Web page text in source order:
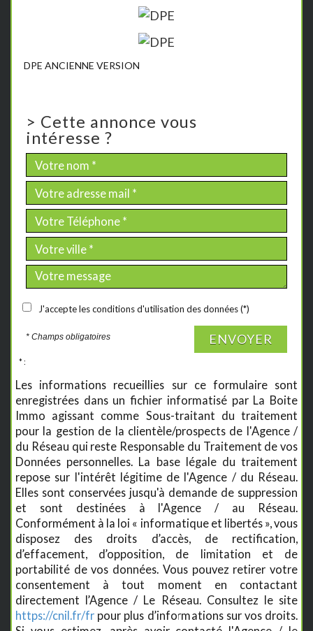
DPE ANCIENNE VERSION
> Cette annonce vous
intéresse ?
J'accepte les conditions d'utilisation des données (*)
* Champs obligatoires ENVOYER
* :
Les informations recueillies sur ce formulaire sont
enregistrées dans un fichier informatisé par La Boite
Immo agissant comme Sous-traitant du traitement
pour la gestion de la clientèle/prospects de l'Agence /
du Réseau qui reste Responsable du Traitement de vos
Données personnelles. La base légale du traitement
repose sur l'intérêt légitime de l'Agence / du Réseau.
Elles sont conservées jusqu'à demande de suppression
et sont destinées à l'Agence / au Réseau.
Conformément à la loi « informatique et libertés », vous
disposez des droits d’accès, de rectification,
d’effacement, d’opposition, de limitation et de
portabilité de vos données. Vous pouvez retirer votre
consentement à tout moment en contactant
directement l’Agence / Le Réseau. Consultez le site
https://cnil.fr/fr pour plus d’informations sur vos droits.